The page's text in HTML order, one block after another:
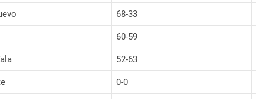
68-33
60-59
52-63
0-0